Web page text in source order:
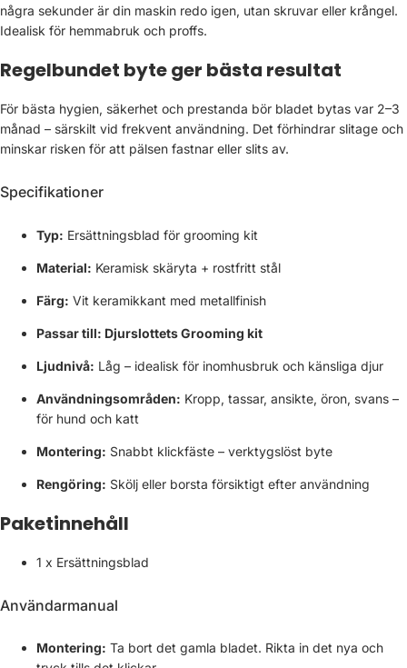
några sekunder är din maskin redo igen, utan skruvar eller krångel.
Idealisk för hemmabruk och proffs.
Regelbundet byte ger bästa resultat
För bästa hygien, säkerhet och prestanda bör bladet bytas var 2–3
månad – särskilt vid frekvent användning. Det förhindrar slitage och
minskar risken för att pälsen fastnar eller slits av.
Specifikationer
Typ: Ersättningsblad för grooming kit
Material: Keramisk skäryta + rostfritt stål
Färg: Vit keramikkant med metallfinish
Passar till: Djurslottets Grooming kit
Ljudnivå: Låg – idealisk för inomhusbruk och känsliga djur
Användningsområden: Kropp, tassar, ansikte, öron, svans –
för hund och katt
Montering: Snabbt klickfäste – verktygslöst byte
Rengöring: Skölj eller borsta försiktigt efter användning
Paketinnehåll
1 x Ersättningsblad
Användarmanual
Montering: Ta bort det gamla bladet. Rikta in det nya och